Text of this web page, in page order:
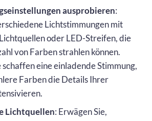
ausprobieren:
Lichtstimmungen mit
oder LED-Streifen, die
von Farben strahlen können.
schaffen eine einladende Stimmung,
Farben die Details Ihrer
Lichtquellen: Erwägen Sie,